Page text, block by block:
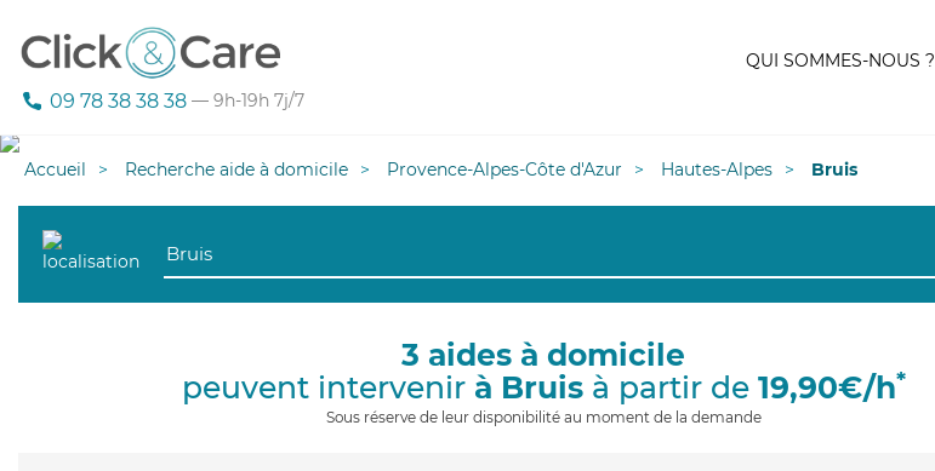
09 78 38 38 38 — 9h-19h 7j/7
QUI SOMMES-NOUS ?
Accueil Recherche aide à domicile Provence-Alpes-Côte d'Azur Hautes-Alpes Bruis
3 aides à domicile
peuvent intervenir à Bruisà partir de 19,90€/h*
Sous réserve de leur disponibilité au moment de la demande